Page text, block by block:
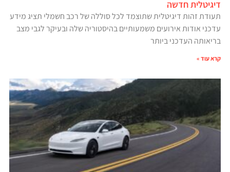
דיגיטלית חדשה
תעודת זהות דיגיטלית שתוצמד לכל סוללה של רכב חשמלי תציג מידע
עדכני אודות אירועים משמעותיים בהיסטוריה שלה ובעיקר לגבי מצב
בריאותה העדכני ביותר
קרא עוד »